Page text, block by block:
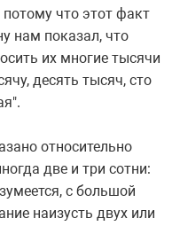
что этот факт
нам показал, что
их многие тысячи
десять тысяч, сто
относительно
две и три сотни:
с большой
наизусть двух или